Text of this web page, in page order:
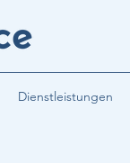
Dienstleistungen